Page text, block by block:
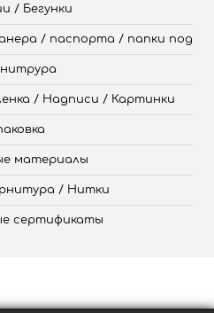
/ Бегунки
/ паспорта / папки под
/ Надписи / Картинки
материалы
/ Нитки
сертификаты